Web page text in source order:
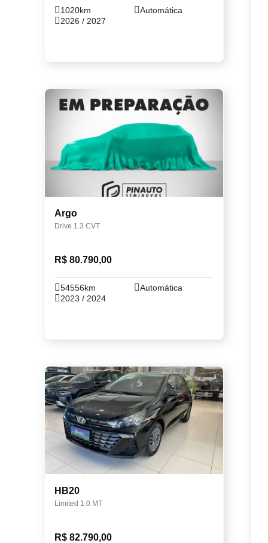
1020km
Automática
2026 / 2027
Argo
Drive 1.3 CVT
R$ 80.790,00
54556km
Automática
2023 / 2024
HB20
Limited 1.0 MT
R$ 82.790,00